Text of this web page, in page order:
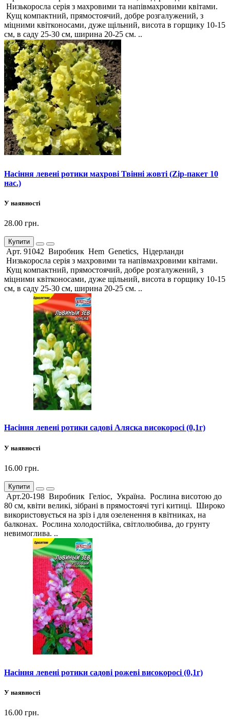
Низькоросла серія з махровими та напівмахровими квітами.
Кущ компактний, прямостоячий, добре розгалужений, з
міцними квітконосами, дуже щільний, висота в горщику 10-15
см, в саду 25-30 см, ширина 20-25 см. ..
Насіння левені ротики махрові Твінні жовті (Zip-пакет 10
нас.)
У наявності
28.00 грн.
Купити
Арт. 91042 Виробник Hem Genetics, Нідерланди
Низькоросла серія з махровими та напівмахровими квітами.
Кущ компактний, прямостоячий, добре розгалужений, з
міцними квітконосами, дуже щільний, висота в горщику 10-15
см, в саду 25-30 см, ширина 20-25 см. ..
Насіння левені ротики садові Аляска високоросі (0,1г)
У наявності
16.00 грн.
Купити
Арт.20-198 Виробник Геліос, Україна. Рослина висотою до
80 см, квіти великі, зібрані в прямостоячі тугі китиці. Широко
використовується на зріз і для озеленення в квітниках, на
балконах. Рослина холодостійка, світлолюбива, до грунту
невимоглива. ..
Насіння левені ротики садові рожеві високоросі (0,1г)
У наявності
16.00 грн.